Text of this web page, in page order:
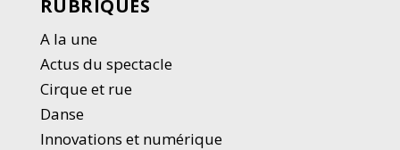
RUBRIQUES
A la une
Actus du spectacle
Cirque et rue
Danse
Innovations et numérique